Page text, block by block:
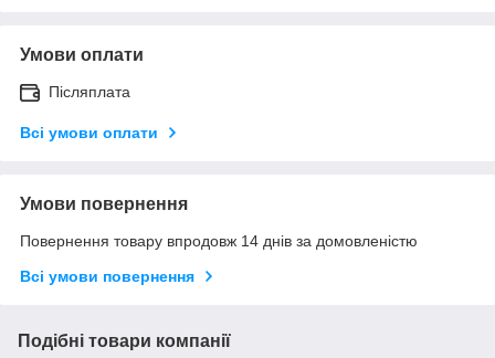
Умови оплати
Післяплата
Всі умови оплати
Умови повернення
Повернення товару впродовж 14 днів за домовленістю
Всі умови повернення
Подібні товари компанії